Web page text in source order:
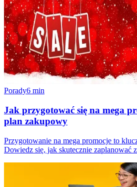
Porady6 min
Jak przygotować się na mega
plan zakupowy
Przygotowanie na mega promocje to
Dowiedz się, jak skutecznie zaplanować